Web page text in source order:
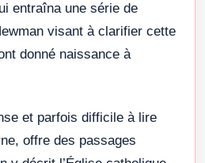
entraîna une série de
visant à clarifier cette
donné naissance à
et parfois difficile à lire
offre des passages